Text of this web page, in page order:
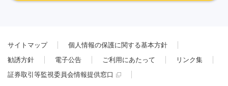
サイトマップ
個人情報の保護に関する基本方針
勧誘方針
電子公告 ご利用にあたって
リンク集
証券取引等監視委員会情報提供窓口